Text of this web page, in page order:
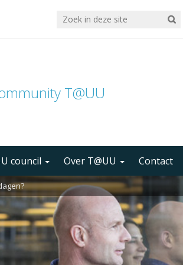
T@UU
council Over T@UU Contact